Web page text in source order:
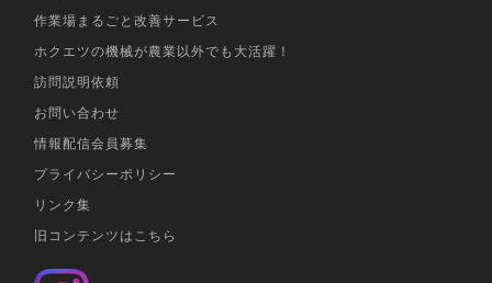
作業場まるごと改善サービス
ホクエツの機械が農業以外でも大活躍！
訪問説明依頼
お問い合わせ
情報配信会員募集
プライバシーポリシー
リンク集
旧コンテンツはこちら